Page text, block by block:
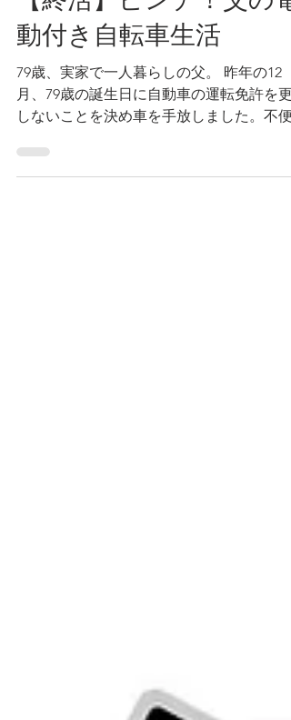
【終活】ピンチ！父の電
動付き自転車生活
79歳、実家で一人暮らしの父。 昨年の12
月、79歳の誕生日に自動車の運転免許を更
なった父は、今年の春、電動付き自転車を
入したようです。